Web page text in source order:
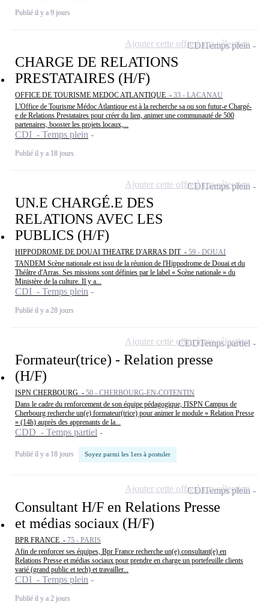
Publié il y a 9 jours
CHARGE DE RELATIONS
PRESTATAIRES (H/F)
OFFICE DE TOURISME MEDOC ATLANTIQUE - 33 - LACANAU
L'Office de Tourisme Médoc Atlantique est à la recherche sa ou son futur-e Chargé-
e de Relations Prestataires pour créer du lien, animer une communauté de 500
partenaires, booster les projets locaux,...
CDI - Temps plein
Publié il y a 18 jours
CDITemps plein
Ajouter cette offre à ma sélection
UN.E CHARGÉ.E DES
RELATIONS AVEC LES
PUBLICS (H/F)
HIPPODROME DE DOUAI THEATRE D'ARRAS DIT - 59 - DOUAI
TANDEM Scène nationale est issu de la réunion de l'Hippodrome de Douai et du
Théâtre d'Arras. Ses missions sont définies par le label « Scène nationale » du
Ministère de la culture. Il y a...
CDI - Temps plein
Publié il y a 28 jours
CDITemps plein
Ajouter cette offre à ma sélection
Formateur(trice) - Relation presse
(H/F)
ISPN CHERBOURG - 50 - CHERBOURG-EN-COTENTIN
Dans le cadre du renforcement de son équipe pédagogique, l'ISPN Campus de
Cherbourg recherche un(e) formateur(trice) pour animer le module « Relation Presse
» (14h) auprès des apprenants de la...
CDD - Temps partiel
Publié il y a 18 jours Soyez parmi les 1ers à postuler
CDDTemps partiel
Ajouter cette offre à ma sélection
Consultant H/F en Relations Presse
et médias sociaux (H/F)
BPR FRANCE - 75 - PARIS
Afin de renforcer ses équipes, Bpr France recherche un(e) consultant(e) en
Relations Presse et médias sociaux pour prendre en charge un portefeuille clients
varié (grand public et tech) et travailler...
CDI - Temps plein
Publié il y a 2 jours
CDITemps plein
Ajouter cette offre à ma sélection